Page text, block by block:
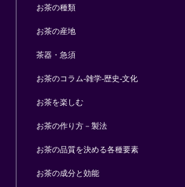
お茶の種類
お茶の産地
茶器・急須
お茶のコラム-雑学-歴史-文化
お茶を楽しむ
お茶の作り方－製法
お茶の品質を決める各種要素
お茶の成分と効能